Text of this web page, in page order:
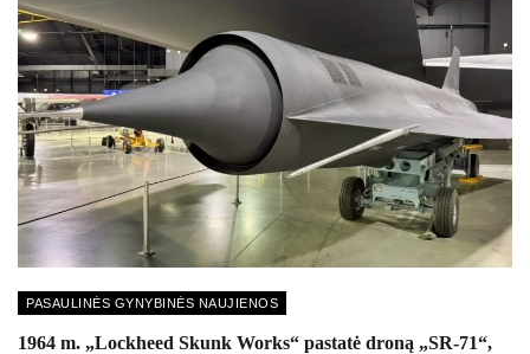
PASAULINĖS GYNYBINĖS NAUJIENOS
1964 m. „Lockheed Skunk Works“ pastatė droną „SR-71“,